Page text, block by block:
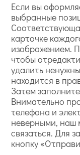
Если вы
выбранные
карточке
изображением.
чтобы
удалить
находится в
Затем
Внимательно
телефона и
неверными, наш
связаться. Для
кнопку